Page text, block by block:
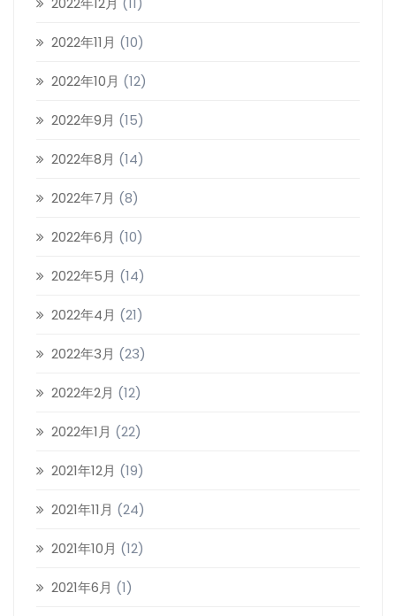
2022年11月 (10)
2022年10月 (12)
2022年9月 (15)
2022年8月 (14)
2022年7月 (8)
2022年6月 (10)
2022年5月 (14)
2022年4月 (21)
2022年3月 (23)
2022年2月 (12)
2022年1月 (22)
2021年12月 (19)
2021年11月 (24)
2021年10月 (12)
2021年6月 (1)